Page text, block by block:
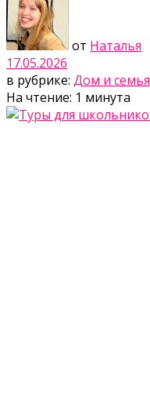
от Наталья
17.05.2026
в рубрике: Дом и семья
На чтение: 1 минута